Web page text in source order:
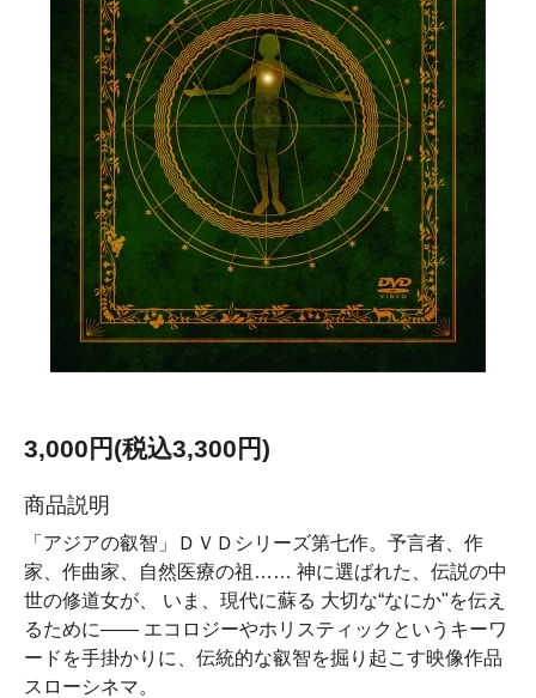
3,000円(税込3,300円)
商品説明
「アジアの叡智」ＤＶＤシリーズ第七作。予言者、作
家、作曲家、自然医療の祖…… 神に選ばれた、伝説の中
世の修道女が、 いま、現代に蘇る 大切な“なにか"を伝え
るために—— エコロジーやホリスティックというキーワ
ードを手掛かりに、伝統的な叡智を掘り起こす映像作品
スローシネマ。